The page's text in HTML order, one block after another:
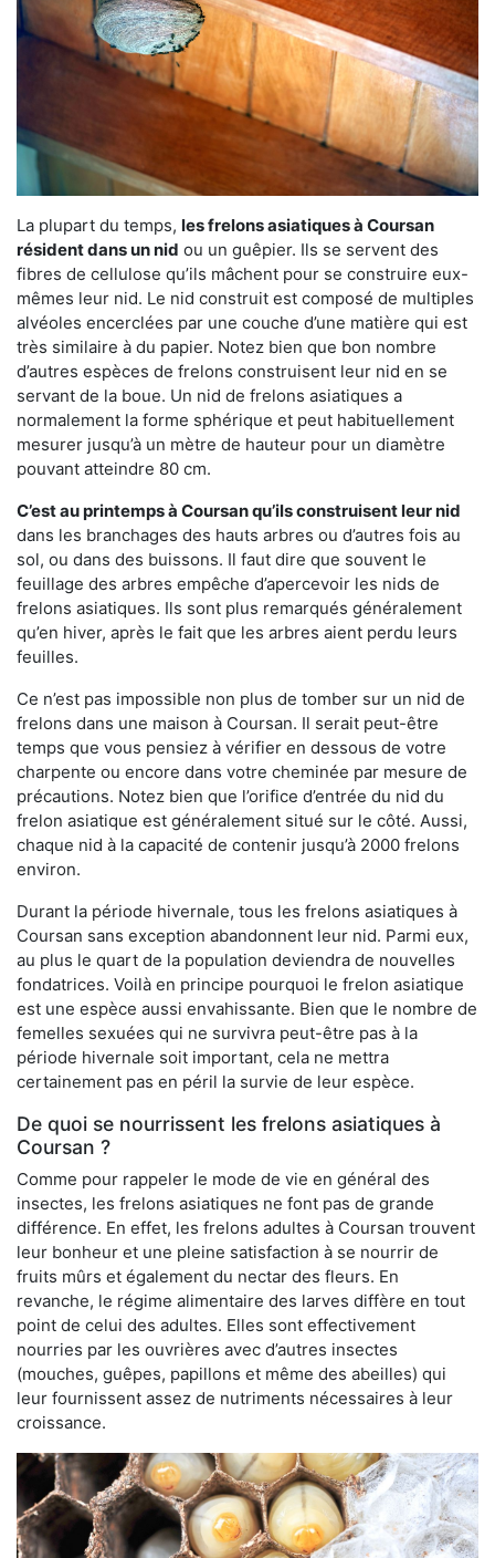
La plupart du temps, les frelons asiatiques à Coursan
résident dans un nid ou un guêpier. Ils se servent des
fibres de cellulose qu’ils mâchent pour se construire eux-
mêmes leur nid. Le nid construit est composé de multiples
alvéoles encerclées par une couche d’une matière qui est
très similaire à du papier. Notez bien que bon nombre
d’autres espèces de frelons construisent leur nid en se
servant de la boue. Un nid de frelons asiatiques a
normalement la forme sphérique et peut habituellement
mesurer jusqu’à un mètre de hauteur pour un diamètre
pouvant atteindre 80 cm.
C’est au printemps à Coursan qu’ils construisent leur nid
dans les branchages des hauts arbres ou d’autres fois au
sol, ou dans des buissons. Il faut dire que souvent le
feuillage des arbres empêche d’apercevoir les nids de
frelons asiatiques. Ils sont plus remarqués généralement
qu’en hiver, après le fait que les arbres aient perdu leurs
feuilles.
Ce n’est pas impossible non plus de tomber sur un nid de
frelons dans une maison à Coursan. Il serait peut-être
temps que vous pensiez à vérifier en dessous de votre
charpente ou encore dans votre cheminée par mesure de
précautions. Notez bien que l’orifice d’entrée du nid du
frelon asiatique est généralement situé sur le côté. Aussi,
chaque nid à la capacité de contenir jusqu’à 2000 frelons
environ.
Durant la période hivernale, tous les frelons asiatiques à
Coursan sans exception abandonnent leur nid. Parmi eux,
au plus le quart de la population deviendra de nouvelles
fondatrices. Voilà en principe pourquoi le frelon asiatique
est une espèce aussi envahissante. Bien que le nombre de
femelles sexuées qui ne survivra peut-être pas à la
période hivernale soit important, cela ne mettra
certainement pas en péril la survie de leur espèce.
De quoi se nourrissent les frelons asiatiques à
Coursan ?
Comme pour rappeler le mode de vie en général des
insectes, les frelons asiatiques ne font pas de grande
différence. En effet, les frelons adultes à Coursan trouvent
leur bonheur et une pleine satisfaction à se nourrir de
fruits mûrs et également du nectar des fleurs. En
revanche, le régime alimentaire des larves diffère en tout
point de celui des adultes. Elles sont effectivement
nourries par les ouvrières avec d’autres insectes
(mouches, guêpes, papillons et même des abeilles) qui
leur fournissent assez de nutriments nécessaires à leur
croissance.